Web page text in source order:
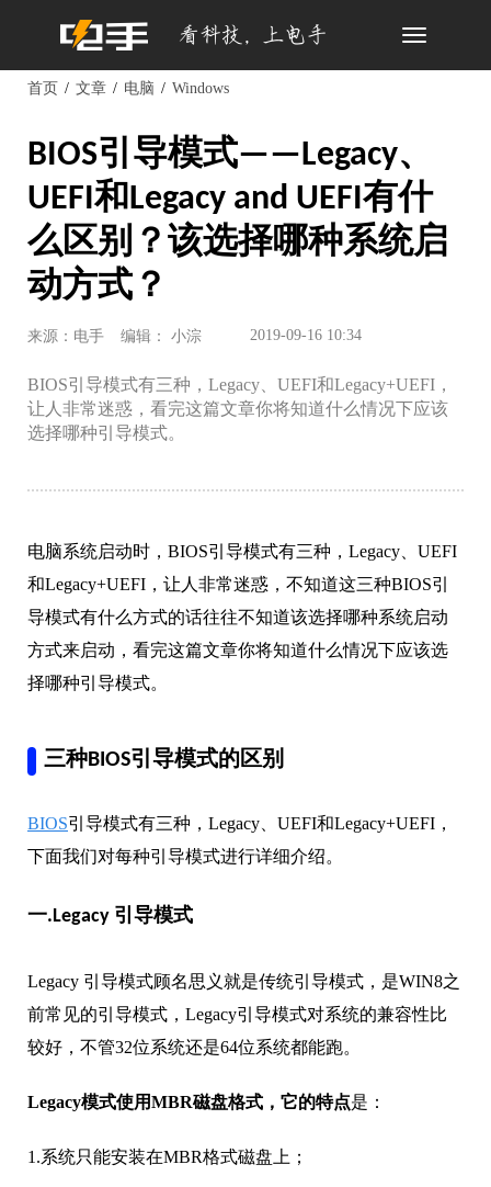
Toggle
首页 文章 电脑 Windows
BIOS引导模式——Legacy、
UEFI和Legacy and UEFI有什
么区别？该选择哪种系统启
动方式？
来源：电手 编辑： 小淙 2019-09-16 10:34
BIOS引导模式有三种，Legacy、UEFI和Legacy+UEFI，
让人非常迷惑，看完这篇文章你将知道什么情况下应该
选择哪种引导模式。
电脑系统启动时，BIOS引导模式有三种，Legacy、UEFI
和Legacy+UEFI，让人非常迷惑，不知道这三种BIOS引
导模式有什么方式的话往往不知道该选择哪种系统启动
方式来启动，看完这篇文章你将知道什么情况下应该选
择哪种引导模式。
三种BIOS引导模式的区别
BIOS引导模式有三种，Legacy、UEFI和Legacy+UEFI，
下面我们对每种引导模式进行详细介绍。
一.Legacy 引导模式
Legacy 引导模式顾名思义就是传统引导模式，是WIN8之
前常见的引导模式，Legacy引导模式对系统的兼容性比
较好，不管32位系统还是64位系统都能跑。
Legacy模式使用MBR磁盘格式，它的特点是：
1.系统只能安装在MBR格式磁盘上；